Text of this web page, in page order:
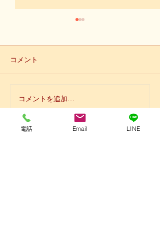
【いよいよ明日、所沢シ
ティマラソン】
コメント
コメントを追加…
電話 Email LINE